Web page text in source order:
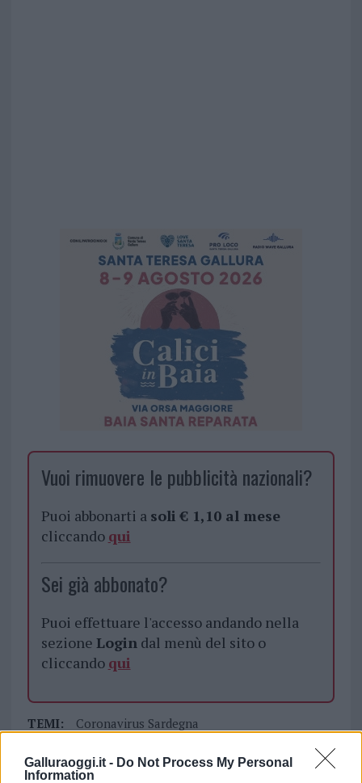
Galluraoggi.it - Do Not Process My Personal
Information
Vuoi rimuovere le pubblicità nazionali?
Puoi abbonarti a soli € 1,10 al mese
cliccando qui
Sei già abbonato?
Puoi effettuare l'accesso andando nella
sezione Logindal menù del sito o
cliccando qui
TEMI:
Coronavirus Sardegna